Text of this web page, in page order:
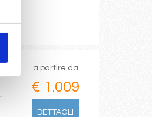
a partire da
€ 1.009
DETTAGLI